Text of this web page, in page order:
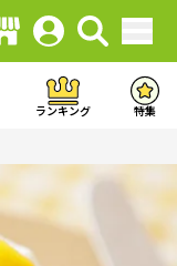
ランキング 特集